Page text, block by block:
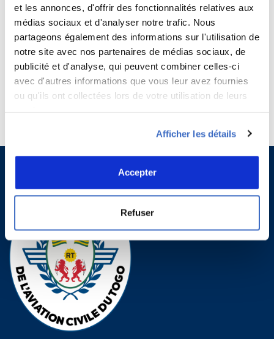
et les annonces, d'offrir des fonctionnalités relatives aux
médias sociaux et d'analyser notre trafic. Nous
partageons également des informations sur l'utilisation de
notre site avec nos partenaires de médias sociaux, de
publicité et d'analyse, qui peuvent combiner celles-ci
avec d'autres informations que vous leur avez fournies
ou qu'ils ont collectées lors de votre utilisation de leurs
Afficher les détails
Accepter
Refuser
Saisissez votre réponse en chiffres
deux × deux =